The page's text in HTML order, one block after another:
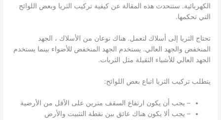
الكهربائية. ستتحدث هذه المقالة عن كيفية تركيب الثريا وبعض اللوائح
التي تحكمها.
تحتاج الثريا إلى أسلاك لتعمل. هناك نوعان من الأسلاك ، الجهد
المنخفض والجهد العالي. يستخدم الجهد المنخفض للأضواء بينما يستخدم
الجهد العالي للأشياء الثقيلة مثل الثريات.
يتطلب تركيب الثريا اتباع بعض اللوائح:
– يجب أن يكون ارتفاع السقف مترين على الأقل من الأرضية
– يجب ألا يكون هناك عائق بين نقطة التثبيت والأرض